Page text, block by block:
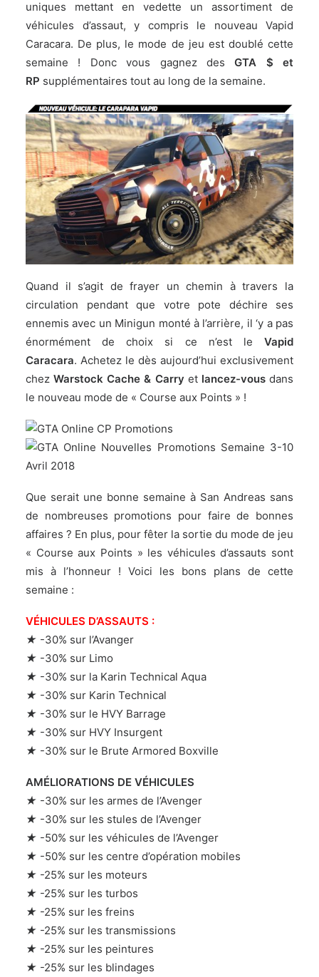
uniques mettant en vedette un assortiment de
véhicules d’assaut, y compris le nouveau Vapid
Caracara. De plus, le mode de jeu est doublé cette
semaine ! Donc vous gagnez desGTA $ et
RP supplémentaires tout au long de la semaine.
Quand il s’agit de frayer un chemin à travers la
circulation pendant que votre pote déchire ses
ennemis avec un Minigun monté à l’arrière, il ‘y a pas
énormément de choix si ce n’est le Vapid
Caracara. Achetez le dès aujourd’hui exclusivement
chezWarstock Cache & Carry et lancez-vousdans
le nouveau mode de « Course aux Points » !
Que serait une bonne semaine à San Andreas sans
de nombreuses promotions pour faire de bonnes
affaires ? En plus, pour fêter la sortie du mode de jeu
« Course aux Points » les véhicules d’assauts sont
mis à l’honneur ! Voici les bons plans de cette
semaine :
VÉHICULES D’ASSAUTS :
★ -30% sur l’Avanger
★ -30% sur Limo
★ -30% sur la Karin Technical Aqua
★ -30% sur Karin Technical
★ -30% sur le HVY Barrage
★ -30% sur HVY Insurgent
★ -30% sur le Brute Armored Boxville
AMÉLIORATIONS DE VÉHICULES
★ -30% sur les armes de l’Avenger
★ -30% sur les stules de l’Avenger
★ -50% sur les véhicules de l’Avenger
★ -50% sur les centre d’opération mobiles
★ -25% sur les moteurs
★ -25% sur les turbos
★ -25% sur les freins
★ -25% sur les transmissions
★ -25% sur les peintures
★ -25% sur les blindages